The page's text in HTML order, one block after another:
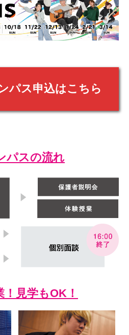
パス申込はこちら
パスの流れ
見学もOK！